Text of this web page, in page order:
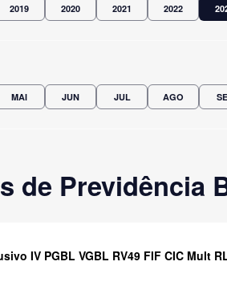
2019 2020 2021 2022
MAI JUN JUL AGO
de Previdência
IV PGBL VGBL RV49 FIF CIC Mult